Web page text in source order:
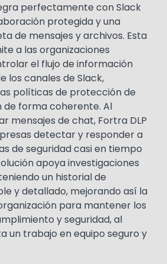
perfectamente con Slack
protegida y una
de mensajes y archivos. Esta
a las organizaciones
el flujo de información
los canales de Slack,
políticas de protección de
de forma coherente. Al
mensajes de chat, Fortra DLP
detectar y responder a
de seguridad casi en tiempo
apoya investigaciones
un historial de
y detallado, mejorando así la
para mantener los
y seguridad, al
un trabajo en equipo seguro y